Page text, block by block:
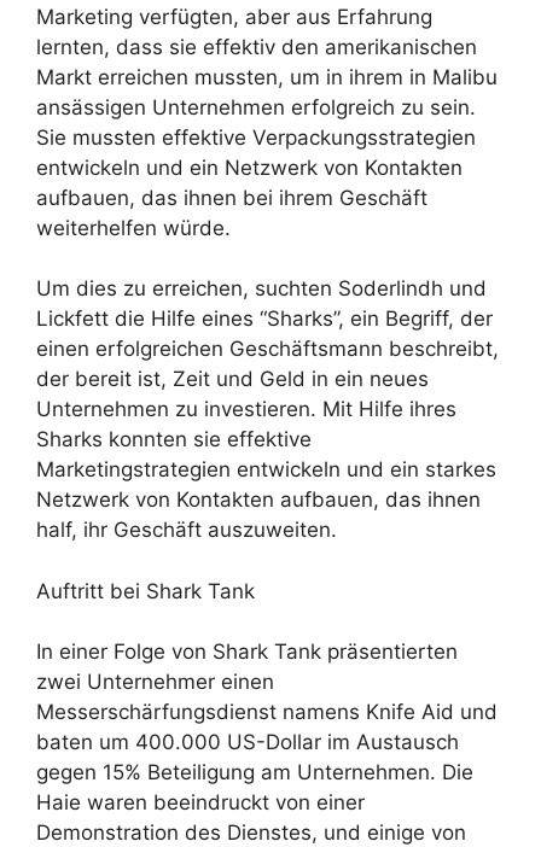
Marketing verfügten, aber aus Erfahrung
lernten, dass sie effektiv den amerikanischen
Markt erreichen mussten, um in ihrem in Malibu
ansässigen Unternehmen erfolgreich zu sein.
Sie mussten effektive Verpackungsstrategien
entwickeln und ein Netzwerk von Kontakten
aufbauen, das ihnen bei ihrem Geschäft
weiterhelfen würde.
Um dies zu erreichen, suchten Soderlindh und
Lickfett die Hilfe eines “Sharks”, ein Begriff, der
einen erfolgreichen Geschäftsmann beschreibt,
der bereit ist, Zeit und Geld in ein neues
Unternehmen zu investieren. Mit Hilfe ihres
Sharks konnten sie effektive
Marketingstrategien entwickeln und ein starkes
Netzwerk von Kontakten aufbauen, das ihnen
half, ihr Geschäft auszuweiten.
Auftritt bei Shark Tank
In einer Folge von Shark Tank präsentierten
zwei Unternehmer einen
Messerschärfungsdienst namens Knife Aid und
baten um 400.000 US-Dollar im Austausch
gegen 15% Beteiligung am Unternehmen. Die
Haie waren beeindruckt von einer
Demonstration des Dienstes, und einige von